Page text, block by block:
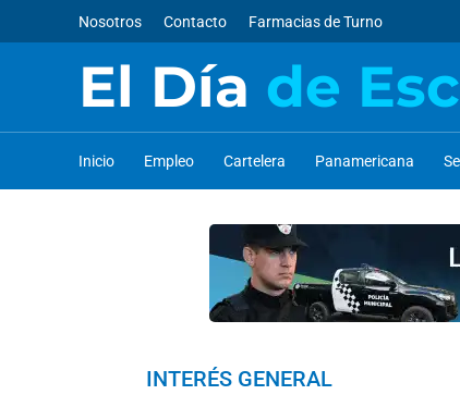
Nosotros Contacto Farmacias de Turno
El Día de
Inicio Empleo Cartelera Panamericana
INTERÉS GENERAL